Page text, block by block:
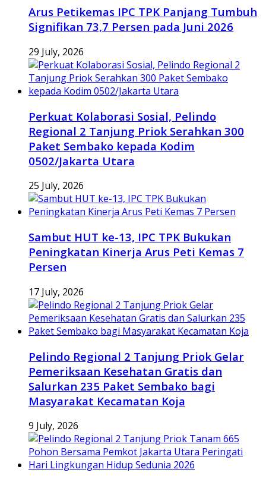
Arus Petikemas IPC TPK Panjang Tumbuh
Signifikan 73,7 Persen pada Juni 2026
29 July, 2026
Perkuat Kolaborasi Sosial, Pelindo
Regional 2 Tanjung Priok Serahkan 300
Paket Sembako kepada Kodim
0502/Jakarta Utara
25 July, 2026
Sambut HUT ke-13, IPC TPK Bukukan
Peningkatan Kinerja Arus Peti Kemas 7
Persen
17 July, 2026
Pelindo Regional 2 Tanjung Priok Gelar
Pemeriksaan Kesehatan Gratis dan
Salurkan 235 Paket Sembako bagi
Masyarakat Kecamatan Koja
9 July, 2026